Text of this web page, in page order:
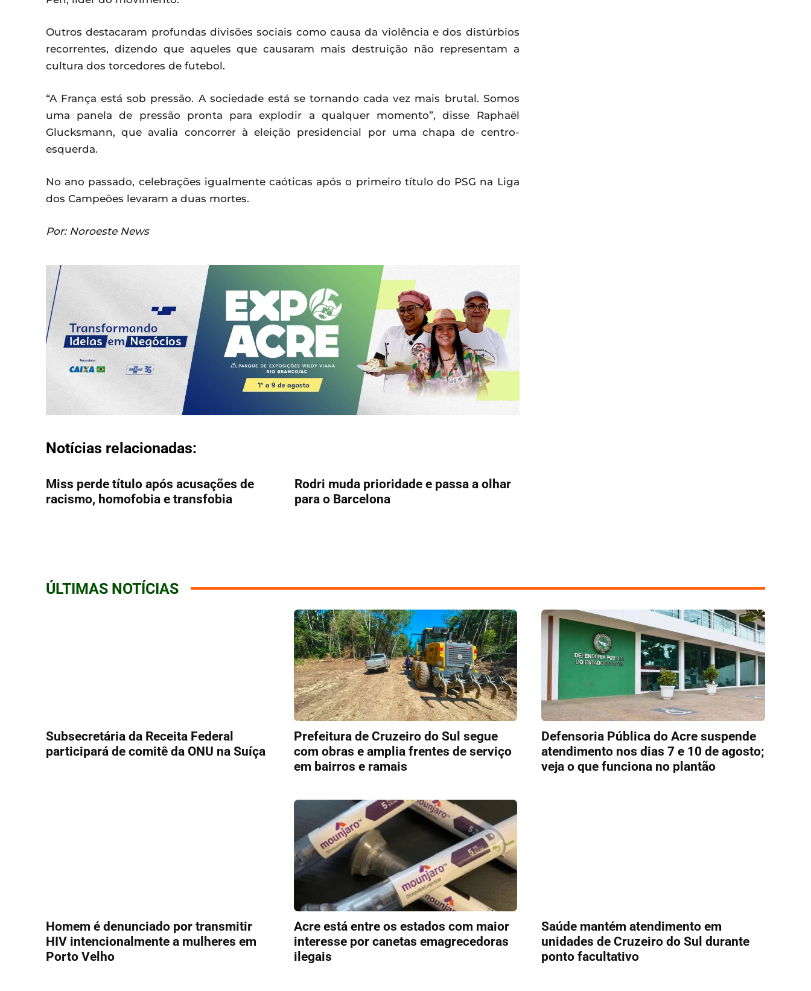
Outros destacaram profundas divisões sociais como causa da violência e dos distúrbios
recorrentes, dizendo que aqueles que causaram mais destruição não representam a
cultura dos torcedores de futebol.
“A França está sob pressão. A sociedade está se tornando cada vez mais brutal. Somos
uma panela de pressão pronta para explodir a qualquer momento”, disse Raphaël
Glucksmann, que avalia concorrer à eleição presidencial por uma chapa de centro-
esquerda.
No ano passado, celebrações igualmente caóticas após o primeiro título do PSG na Liga
dos Campeões levaram a duas mortes.
Por: Noroeste News
Notícias relacionadas:
Miss perde título após acusações de
racismo, homofobia e transfobia
Rodri muda prioridade e passa a olhar
para o Barcelona
ÚLTIMAS NOTÍCIAS
Subsecretária da Receita Federal
participará de comitê da ONU na Suíça
Prefeitura de Cruzeiro do Sul segue
com obras e amplia frentes de serviço
em bairros e ramais
Defensoria Pública do Acre suspende
atendimento nos dias 7 e 10 de agosto;
veja o que funciona no plantão
Homem é denunciado por transmitir
HIV intencionalmente a mulheres em
Porto Velho
Acre está entre os estados com maior
interesse por canetas emagrecedoras
ilegais
Saúde mantém atendimento em
unidades de Cruzeiro do Sul durante
ponto facultativo